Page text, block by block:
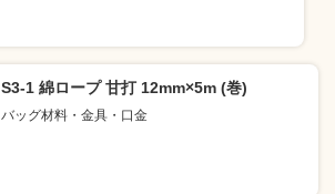
S3-1 綿ロープ 甘打 12mm×5m (巻)
バッグ材料・金具・口金